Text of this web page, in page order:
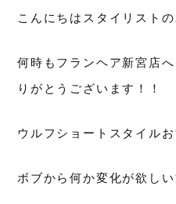
こんにちはスタイリスト
何時もフランヘア新宮店
りがとうございます！！
ウルフショートスタイル
ボブから何か変化が欲し